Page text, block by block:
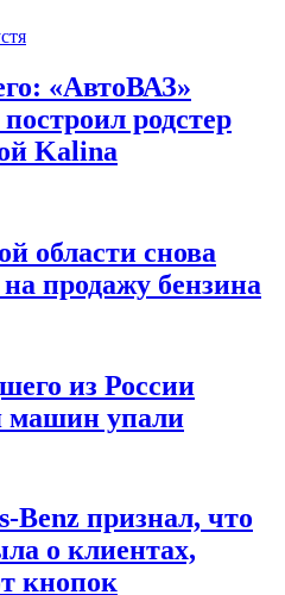
«АвтоВАЗ»
родстер
Kalina
области снова
продажу бензина
из России
машин упали
Benz признал, что
о клиентах,
кнопок